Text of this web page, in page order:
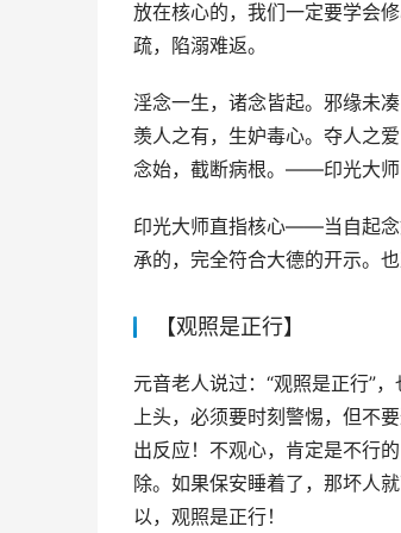
放在核心的，我们一定要学会
疏，陷溺难返。
淫念一生，诸念皆起。邪缘未
羡人之有，生妒毒心。夺人之
念始，截断病根。——印光大师
印光大师直指核心——当自起念
承的，完全符合大德的开示。
【观照是正行】
元音老人说过：“观照是正行”
上头，必须要时刻警惕，但不
出反应！不观心，肯定是不行
除。如果保安睡着了，那坏人
以，观照是正行！